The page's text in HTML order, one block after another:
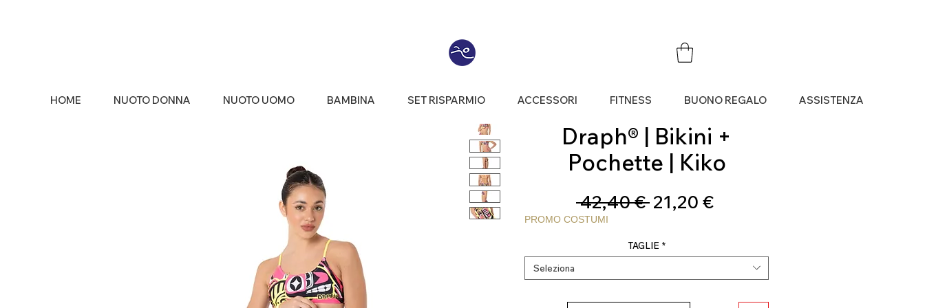
HOME NUOTO DONNA NUOTO UOMO BAMBINA SET RISPARMIO ACCESSORI FITNESS BUONO REGALO ASSISTENZA
Draph® | Bikini +
Pochette | Kiko
42,40 € Prezzo
21,20 €Prezzo
PROMO COSTUMI
TAGLIE *
Seleziona